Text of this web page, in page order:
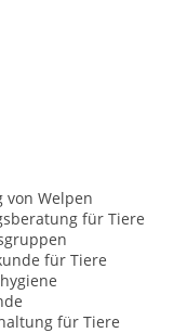
von Welpen
für Tiere
für Tiere
für Tiere